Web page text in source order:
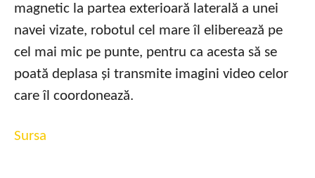
magnetic la partea exterioară laterală a unei
navei vizate, robotul cel mare îl eliberează pe
cel mai mic pe punte, pentru ca acesta să se
poată deplasa și transmite imagini video celor
care îl coordonează.
Sursa